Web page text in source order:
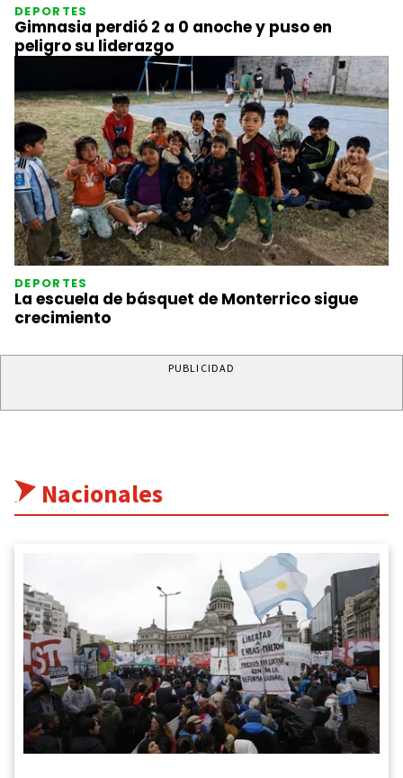
DEPORTES
Gimnasia perdió 2 a 0 anoche y puso en
peligro su liderazgo
DEPORTES
La escuela de básquet de Monterrico sigue
crecimiento
PUBLICIDAD
Nacionales